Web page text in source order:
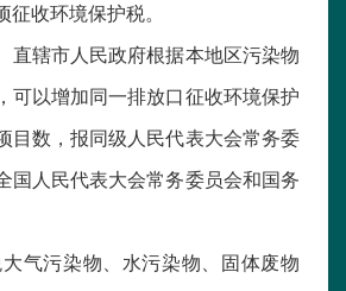
收环境保护税。
直辖市人民政府根据本地区污染物
可以增加同一排放口征收环境保护
目数，报同级人民代表大会常务委
国人民代表大会常务委员会和国务
气污染物、水污染物、固体废物